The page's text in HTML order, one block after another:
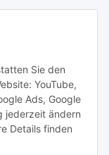
Sie den
YouTube,
Ads, Google
jederzeit ändern
Details finden